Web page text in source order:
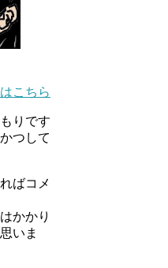
こちら
りです
つして
ばコメ
かかり
いま